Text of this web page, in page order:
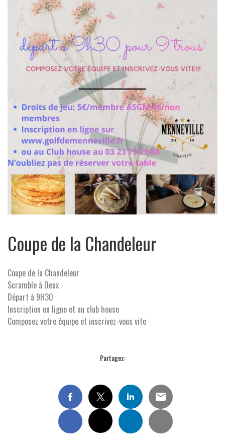
Coupe de la Chandeleur
Coupe de la Chandeleur
Scramble à Deux
Départ à 9H30
Inscription en ligne et au club house
Composez votre équipe et inscrivez-vous vite
Partagez: